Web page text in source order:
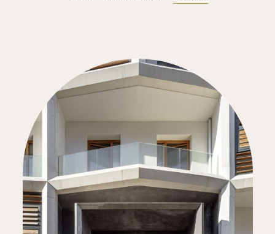
Portraits
Récits
Presse
Télécharger la revue
Télécharger la plaquette